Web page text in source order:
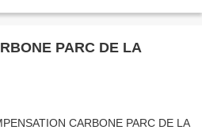
PARC DE LA